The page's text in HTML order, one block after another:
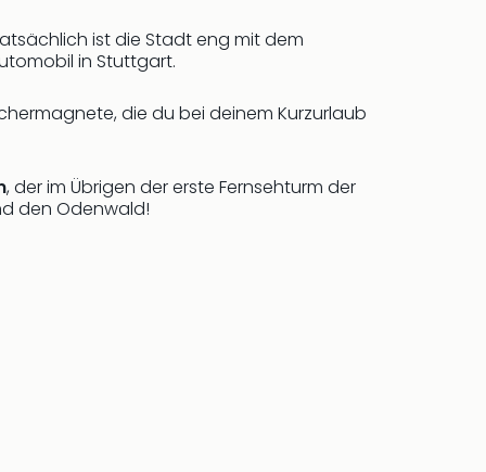
ist die Stadt eng mit dem
in Stuttgart.
die du bei deinem Kurzurlaub
, der im Übrigen der erste Fernsehturm der
den Odenwald!